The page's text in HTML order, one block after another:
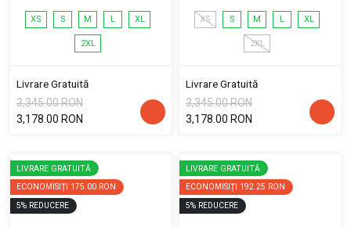
XS S M L XL
2XL
Livrare Gratuită
3,345.00 RON
3,178.00 RON
XS S M L XL
2XL
Livrare Gratuită
3,345.00 RON
3,178.00 RON
LIVRARE GRATUITĂ
ECONOMISIȚI 175.00 RON
5% REDUCERE
LIVRARE GRATUITĂ
ECONOMISIȚI 192.25 RON
5% REDUCERE